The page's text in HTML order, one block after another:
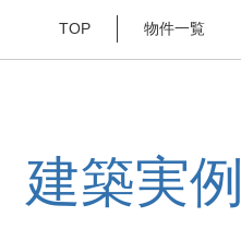
物件一覧
TOP
建築実例